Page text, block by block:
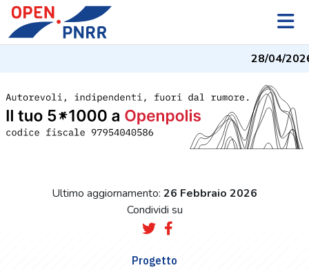
28/04/2026
Ultimo aggiornamento: 26 Febbraio 2026
Condividi su
Progetto